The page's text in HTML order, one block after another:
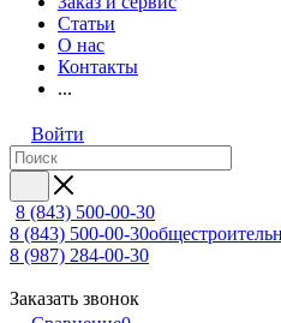
Статьи
О нас
Контакты
...
Войти
8 (843) 500-00-30
8 (843) 500-00-30
8 (987) 284-00-30
Заказать звонок